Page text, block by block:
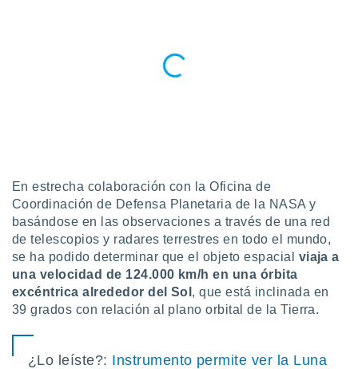
de que
sean
el sitio
se
para
ni para
En estrecha colaboración con la Oficina de
Coordinación de Defensa Planetaria de la NASA y
basándose en las observaciones a través de una red
de telescopios y radares terrestres en todo el mundo,
se ha podido determinar que el objeto espacial viaja a
una velocidad de 124.000 km/h en una órbita
excéntrica alrededor del Sol , que está inclinada en
39 grados con relación al plano orbital de la Tierra.
¿Lo leíste?: Instrumento permite ver la Luna